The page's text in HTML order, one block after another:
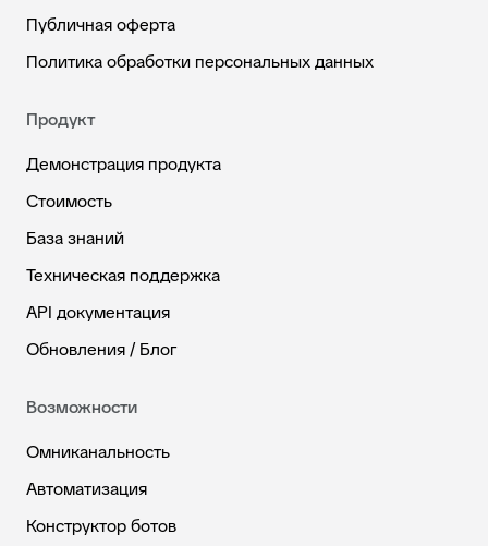
Публичная оферта
Политика обработки персональных данных
Продукт
Демонстрация продукта
Стоимость
База знаний
Техническая поддержка
API документация
Обновления / Блог
Возможности
Омниканальность
Автоматизация
Конструктор ботов